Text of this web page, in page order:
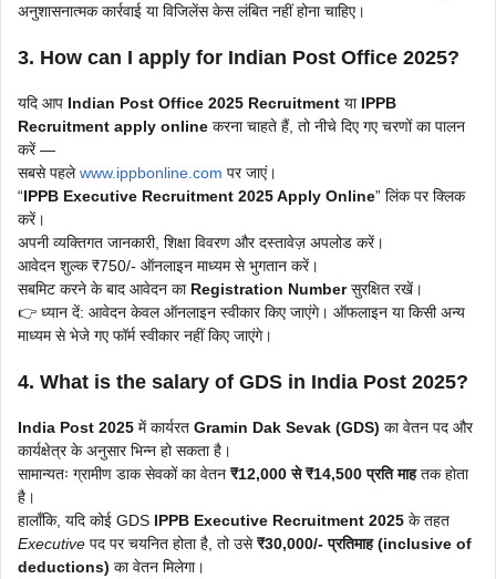
अनुशासनात्मक कार्रवाई या विजिलेंस केस लंबित नहीं होना चाहिए।
3. How can I apply for Indian Post Office 2025?
यदि आप Indian Post Office 2025 Recruitment या IPPB
Recruitment apply online करना चाहते हैं, तो नीचे दिए गए चरणों का पालन
करें —
सबसे पहलेwww.ippbonline.com पर जाएं।
“IPPB Executive Recruitment 2025 Apply Online” लिंक पर क्लिक
करें।
अपनी व्यक्तिगत जानकारी, शिक्षा विवरण और दस्तावेज़ अपलोड करें।
आवेदन शुल्क ₹750/- ऑनलाइन माध्यम से भुगतान करें।
सबमिट करने के बाद आवेदन का Registration Numberसुरक्षित रखें।
👉 ध्यान दें: आवेदन केवल ऑनलाइन स्वीकार किए जाएंगे। ऑफलाइन या किसी अन्य
माध्यम से भेजे गए फॉर्म स्वीकार नहीं किए जाएंगे।
4. What is the salary of GDS in India Post 2025?
India Post 2025 में कार्यरत Gramin Dak Sevak (GDS) का वेतन पद और
कार्यक्षेत्र के अनुसार भिन्न हो सकता है।
सामान्यतः ग्रामीण डाक सेवकों का वेतन ₹12,000 से ₹14,500 प्रति माहतक होता
है।
हालाँकि, यदि कोई GDS IPPB Executive Recruitment 2025 के तहत
Executive पद पर चयनित होता है, तो उसे₹30,000/- प्रतिमाह (inclusive of
deductions) का वेतन मिलेगा।